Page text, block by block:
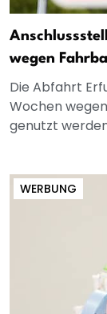
wegen
Die Abfahrt
Wochen
genutzt
WERBUNG